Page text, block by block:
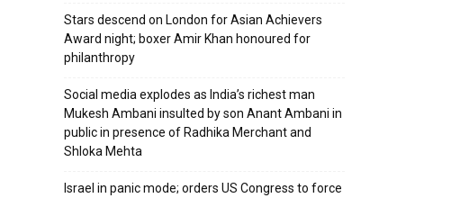
Stars descend on London for Asian Achievers
Award night; boxer Amir Khan honoured for
philanthropy
Social media explodes as India’s richest man
Mukesh Ambani insulted by son Anant Ambani in
public in presence of Radhika Merchant and
Shloka Mehta
Israel in panic mode; orders US Congress to force